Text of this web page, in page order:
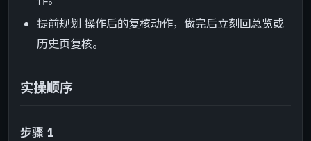
提前规划 操作后的复核动作，做完后立刻回总览或
历史页复核。
实操顺序
步骤 1